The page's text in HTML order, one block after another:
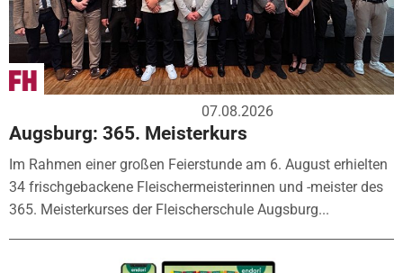
07.08.2026
Augsburg: 365. Meisterkurs
Im Rahmen einer großen Feierstunde am 6. August erhielten
34 frischgebackene Fleischermeisterinnen und -meister des
365. Meisterkurses der Fleischerschule Augsburg...